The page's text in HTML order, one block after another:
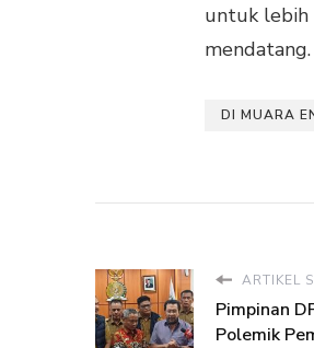
untuk lebih
mendatang.
DI MUARA
ARTIKEL
Pimpinan
Polemik